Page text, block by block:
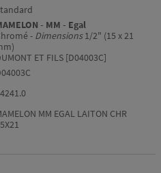
- MM - Egal
- Dimensions1/2" (15 x 21
ET FILS [D04003C]
MM EGAL LAITON CHR